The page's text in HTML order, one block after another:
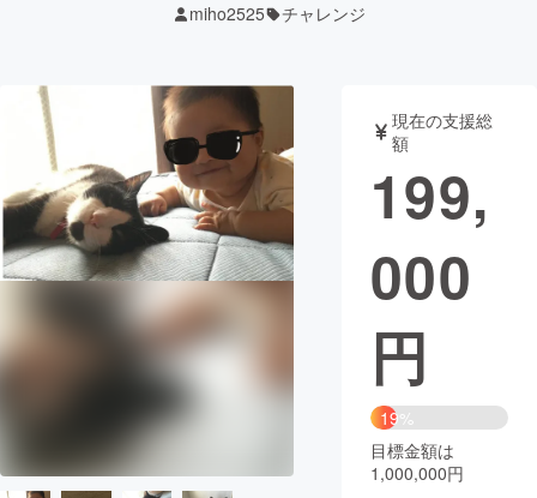
テクノロジー・ガジェット
映像・映画 書籍・雑誌
ビジネス・起業 チャレンジ
まちづくり・地域活性化
CAMPFIRE for Social Good
CAMPFIRE Creation
CAMPFIREふるさと納税
コミュニティ
miho2525 チャレンジ
現在の支援総
額
199,
000
円
19%
目標金額は
1,000,000円